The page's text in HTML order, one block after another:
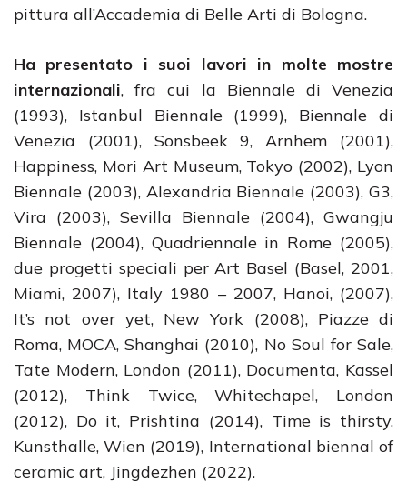
pittura all’Accademia di Belle Arti di Bologna.
Ha presentato i suoi lavori in molte mostre
internazionali, fra cui la Biennale di Venezia
(1993), Istanbul Biennale (1999), Biennale di
Venezia (2001), Sonsbeek 9, Arnhem (2001),
Happiness, Mori Art Museum, Tokyo (2002), Lyon
Biennale (2003), Alexandria Biennale (2003), G3,
Vira (2003), Sevilla Biennale (2004), Gwangju
Biennale (2004), Quadriennale in Rome (2005),
due progetti speciali per Art Basel (Basel, 2001,
Miami, 2007), Italy 1980 – 2007, Hanoi, (2007),
It’s not over yet, New York (2008), Piazze di
Roma, MOCA, Shanghai (2010), No Soul for Sale,
Tate Modern, London (2011), Documenta, Kassel
(2012), Think Twice, Whitechapel, London
(2012), Do it, Prishtina (2014), Time is thirsty,
Kunsthalle, Wien (2019), International biennal of
ceramic art, Jingdezhen (2022).